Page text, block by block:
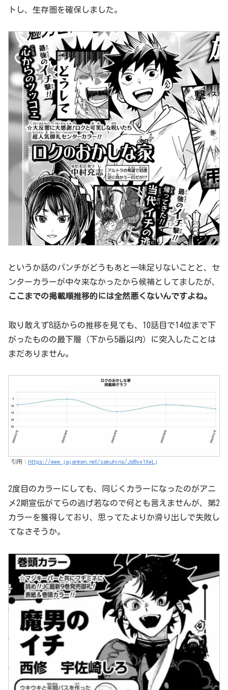
トし、生存圏を確保しました。
というか話のパンチがどうもあと一味足りないことと、セ
ンターカラーが中々来なかったから候補としてましたが、
ここまでの掲載順推移的には全然悪くないんですよね。
取り敢えず8話からの推移を見ても、10話目で14位まで下
がったものの最下層（下から5番以内）に突入したことは
まだありません。
引用： https://www.jajanken.net/sakuhins/Jd8vx1XwLj
2度目のカラーにしても、同じくカラーになったのがアニ
メ2期宣伝がてらの逃げ若なので何とも言えませんが、第2
カラーを獲得しており、思ってたよりか滑り出しで失敗し
てなさそうか。